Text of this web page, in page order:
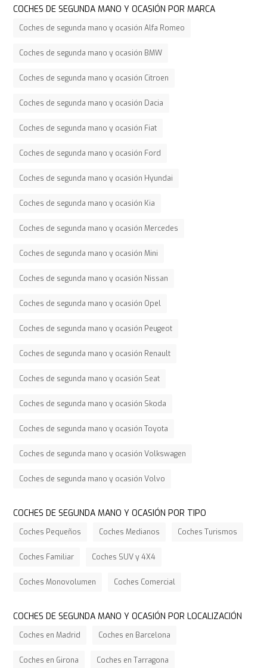
COCHES DE SEGUNDA MANO Y OCASIÓN POR MARCA
Coches de segunda mano y ocasión Alfa Romeo
Coches de segunda mano y ocasión BMW
Coches de segunda mano y ocasión Citroen
Coches de segunda mano y ocasión Dacia
Coches de segunda mano y ocasión Fiat
Coches de segunda mano y ocasión Ford
Coches de segunda mano y ocasión Hyundai
Coches de segunda mano y ocasión Kia
Coches de segunda mano y ocasión Mercedes
Coches de segunda mano y ocasión Mini
Coches de segunda mano y ocasión Nissan
Coches de segunda mano y ocasión Opel
Coches de segunda mano y ocasión Peugeot
Coches de segunda mano y ocasión Renault
Coches de segunda mano y ocasión Seat
Coches de segunda mano y ocasión Skoda
Coches de segunda mano y ocasión Toyota
Coches de segunda mano y ocasión Volkswagen
Coches de segunda mano y ocasión Volvo
COCHES DE SEGUNDA MANO Y OCASIÓN POR TIPO
Coches Pequeños Coches Medianos Coches Turismos
Coches Familiar Coches SUV y 4X4
Coches Monovolumen Coches Comercial
COCHES DE SEGUNDA MANO Y OCASIÓN POR LOCALIZACIÓN
Coches en Madrid Coches en Barcelona
Coches en Girona Coches en Tarragona